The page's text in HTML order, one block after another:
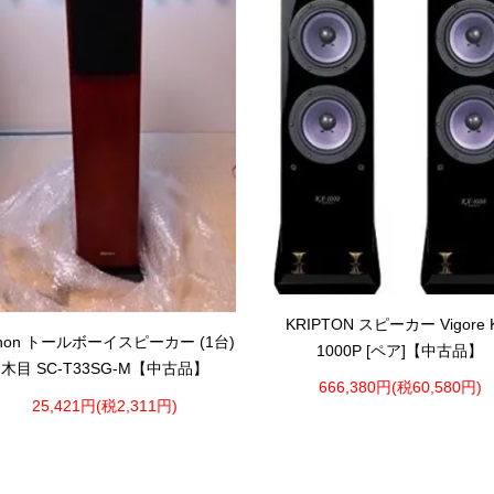
トールボーイスピーカー (1台)
木目 SC-T33SG-M【中古品】
25,421円(税2,311円)
KRIPTON スピーカー Vigore
1000P [ペア]【中古品】
666,380円(税60,580円)